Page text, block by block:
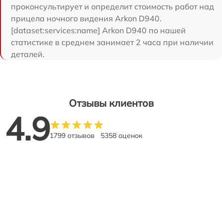
проконсультирует и определит стоимость работ над
прицела ночного видения Arkon D940.
[dataset:services:name] Arkon D940 по нашей
статистике в среднем занимает 2 часа при наличии
деталей.
Отзывы клиентов
4.91799 отзывов 5358 оценок